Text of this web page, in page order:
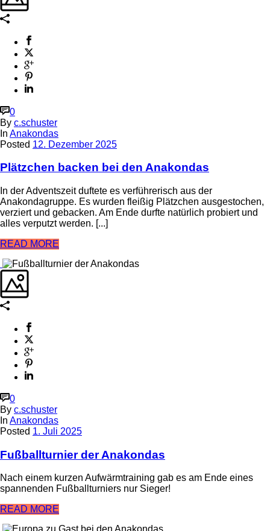
0
By c.schuster
In Anakondas
Posted 12. Dezember 2025
Plätzchen backen bei den Anakondas
In der Adventszeit duftete es verführerisch aus der
Anakondagruppe. Es wurden fleißig Plätzchen ausgestochen,
verziert und gebacken. Am Ende durfte natürlich probiert und
alles verputzt werden. [...]
READ MORE
0
By c.schuster
In Anakondas
Posted 1. Juli 2025
Fußballturnier der Anakondas
Nach einem kurzen Aufwärmtraining gab es am Ende eines
spannenden Fußballturniers nur Sieger!
READ MORE